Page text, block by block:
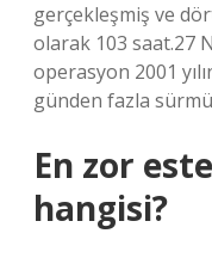
gerçekleşmiş ve
olarak 103 saat.27
operasyon 2001
günden fazla
En zor
hangisi?